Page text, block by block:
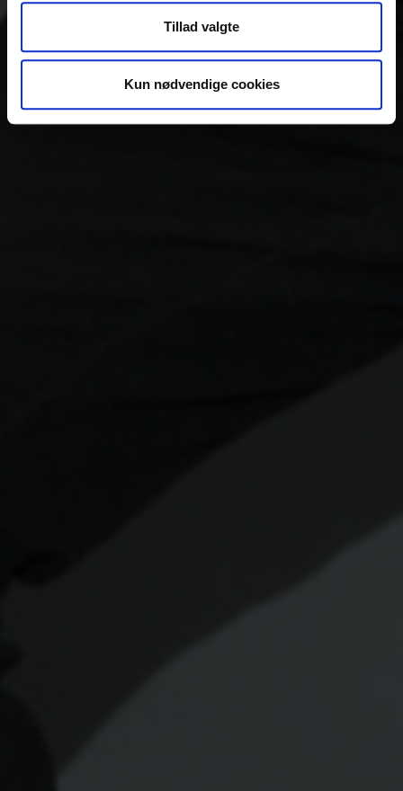
at analysere vores trafik. Vi deler også oplysninger om
din brug af vores hjemmeside med vores partnere inden
for sociale medier, annonceringspartnere og
data med andre oplysninger, du har givet dem, eller som
de har indsamlet fra din brug af deres tjenester.
Tillad valgte
Kun nødvendige cookies